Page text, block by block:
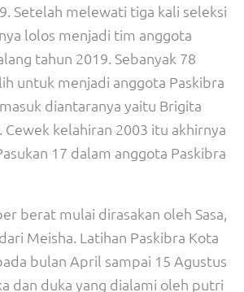
Setelah melewati tiga kali seleksi
lolos menjadi tim anggota
tahun 2019. Sebanyak 78
untuk menjadi anggota Paskibra
diantaranya yaitu Brigita
Cewek kelahiran 2003 itu akhirnya
17 dalam anggota Paskibra
berat mulai dirasakan oleh Sasa,
Meisha. Latihan Paskibra Kota
bulan April sampai 15 Agustus
dan duka yang dialami oleh putri